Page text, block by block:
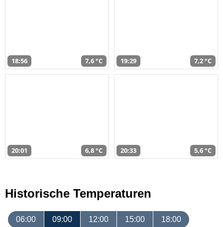
18:56 7,6 °C 19:29 7,2 °C
20:01 6,8 °C 20:33 5,6 °C
Historische Temperaturen
06:00 09:00 12:00 15:00 18:00